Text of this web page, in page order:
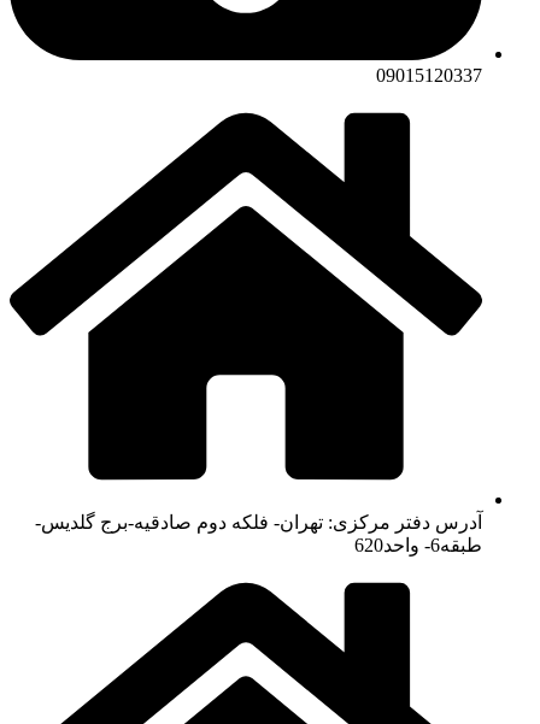
09015120337
آدرس دفتر مرکزی: تهران- فلکه دوم صادقیه-برج گلدیس-
طبقه6- واحد620